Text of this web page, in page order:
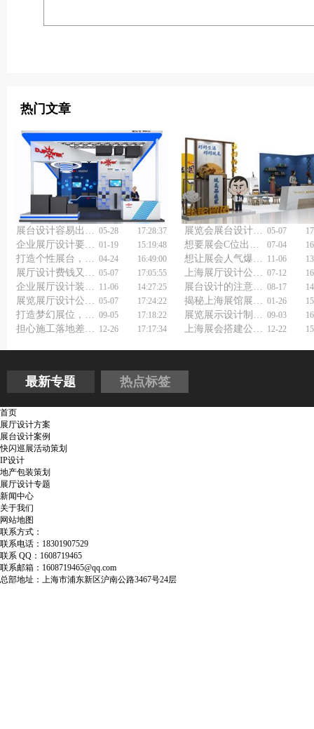
热门文章
展台设计容易出的问题 05-28 17:28:37 展览会展台设计搭建如何做好？ 05-07
企业展厅设计要具备哪些特点？ 01-19 15:19:48 想要展会C位出道？上海展会展览展台设计公司来支招！ 07-04
打造个性展台，上海展览会展台设计公司为你揭秘！ 04-24 16:49:00 想让展会人气爆棚？上海展台设计搭建公司是关键！ 11-06
展厅设计费钱又操心？专业企业展厅策划设计公司如何省心省力省钱？ 05-07 17:05:55 上海展厅设计公司如何布置展厅？ 07-12
企业展厅设计装修公司怎样让展厅更吸引人？ 11-06 14:27:25 展台设计的注意事项 08-17
展览展厅设计公司真的能帮你省下30%预算？揭秘省钱秘诀！ 05-07 17:24:22 揭秘上海展馆展示设计公司的成功秘诀！ 01-26
打造梦幻展位，上海展会展台设计搭建公司来助力 09-05 17:18:22 展览展示设计制作公司如何做得更好？ 09-03
担心施工落地差？展厅设计装修公司如何保障？ 12-26 17:17:34 上海展会搭建公司浅谈展会设计搭建 12-22
最新专题 热点标签
首页
展厅设计方案
展台设计案例
快闪巡展活动策划
IP设计
地产包装策划
展厅设计专题
新闻中心
关于我们
网站地图
联系方式：
联系电话：18301907529
联系 QQ：1608719465
联系邮箱：1608719465@qq.com
总部地址：上海市浦东新区沪南公路3467号24层